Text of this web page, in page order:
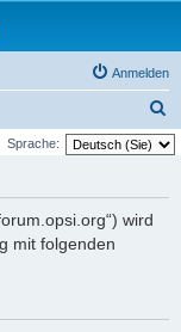
Anmelden
u
Sprache:
wird
mit folgenden